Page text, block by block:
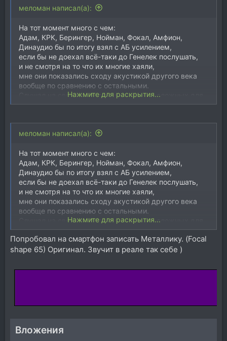
меломан написал(а):
На тот момент много с чем:
Адам, КРК, Берингер, Нойман, Фокал, Амфион,
Динаудио бы по итогу взял с АБ усилением,
если бы не доехал всё-таки до Генелек послушать,
и не смотря на то что их многие хаяли,
мне они показались сходу акустикой другого века
вообще по сравнению с остальными.
Слушал на своих референсных треках сложных для
воспроизведения,
акустический инструментал, которые классно звучат
на любой технике.
симфонический оркестр,
симфо-метал,
и ещё конкретно песню Металлики "Мастер оф
папитс", где дисторшн записан настолько
отвратительно и глухо,
что на многих мониторах звучит как "мыльный
пластик".попробовал
Нажмите для раскрытия...
меломан написал(а):
На тот момент много с чем:
Адам, КРК, Берингер, Нойман, Фокал, Амфион,
Динаудио бы по итогу взял с АБ усилением,
если бы не доехал всё-таки до Генелек послушать,
и не смотря на то что их многие хаяли,
мне они показались сходу акустикой другого века
вообще по сравнению с остальными.
Слушал на своих референсных треках сложных для
воспроизведения,
т.е. не джаз, блюз, камерный ансамбль,
акустический инструментал, которые классно звучат
А по настоящему сложные записи,
папитс", где дисторшн записан настолько
что на многих мониторах звучит как "мыльный
пластик".
Нажмите для раскрытия...
Попробовал на смартфон записать Металлику. (Focal
shape 65) Оригинал. Звучит в реале так себе )
Вложения